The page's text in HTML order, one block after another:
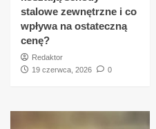
stalowe zewnętrzne i co
wpływa na ostateczną
cenę?
Redaktor
19 czerwca, 2026
0